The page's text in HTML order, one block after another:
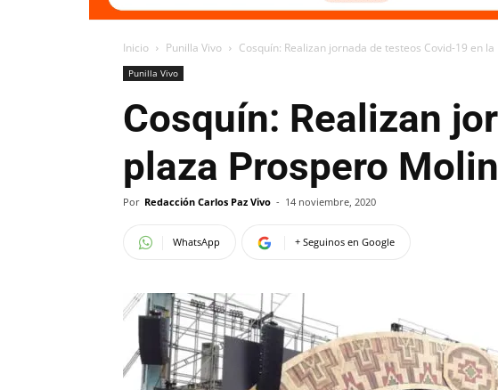
Inicio Punilla Vivo Cosquín: Realizan jornada de testeos Covid-19 en
Punilla Vivo
Cosquín: Realizan
plaza Prospero
Por Redacción Carlos Paz Vivo - 14 noviembre, 2020
WhatsApp + Seguinos en Google